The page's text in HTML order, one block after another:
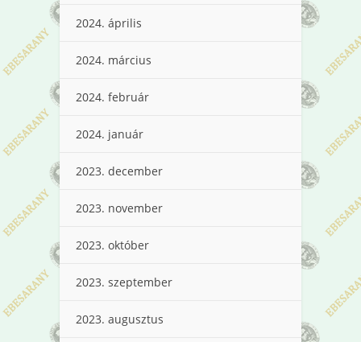
2024. április
2024. március
2024. február
2024. január
2023. december
2023. november
2023. október
2023. szeptember
2023. augusztus